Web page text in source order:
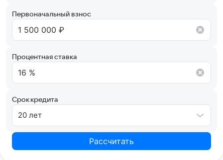
Первоначальный взнос
Процентная ставка
Срок кредита
20 лет
Рассчитать